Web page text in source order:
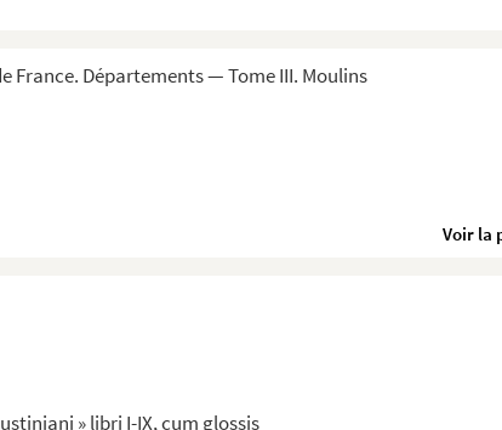
France. Départements — Tome III. Moulins
» libri I-IX, cum glossis